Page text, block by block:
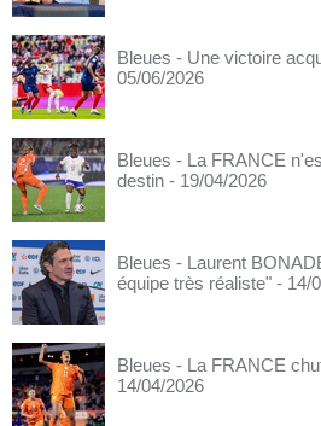
Bleues - Une victoire
05/06/2026
Bleues - La FRANCE
destin - 19/04/2026
Bleues - Laurent
équipe très réaliste" - 14/
Bleues - La FRANCE
14/04/2026